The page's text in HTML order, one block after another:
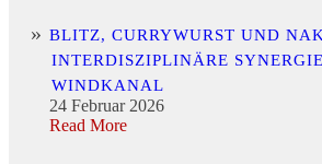
BLITZ, CURRYWURST UND
INTERDISZIPLINÄRE
WINDKANAL
24 Februar 2026
Read More